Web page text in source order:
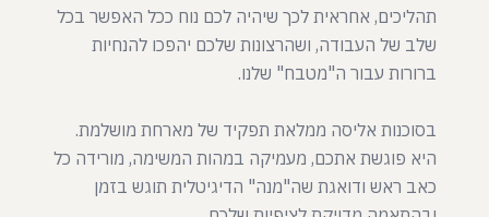
תהליכים, אחראית לכך שיהיה לכם נוח ככל האפשר בכל
שלב של העבודה, ושהרצונות שלכם יהפכו להנחיות
בסוכנות אליסה ממלאת תפקיד של מארחת מושלמת.
היא פוגשת אתכם, מעמיקה במהות המשימה, מורידה כל
כאב ראש ודואגת שה"מנה" הדיגיטלית תוגש בזמן